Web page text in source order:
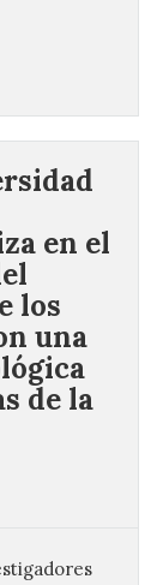
en el
los
una
de la